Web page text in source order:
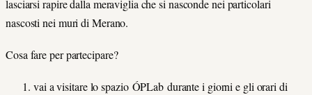
lasciarsi rapire dalla meraviglia che si nasconde nei particolari
nascosti nei muri di Merano.
Cosa fare per partecipare?
vai a visitare lo spazio ÓPLab durante i giorni e gli orari di